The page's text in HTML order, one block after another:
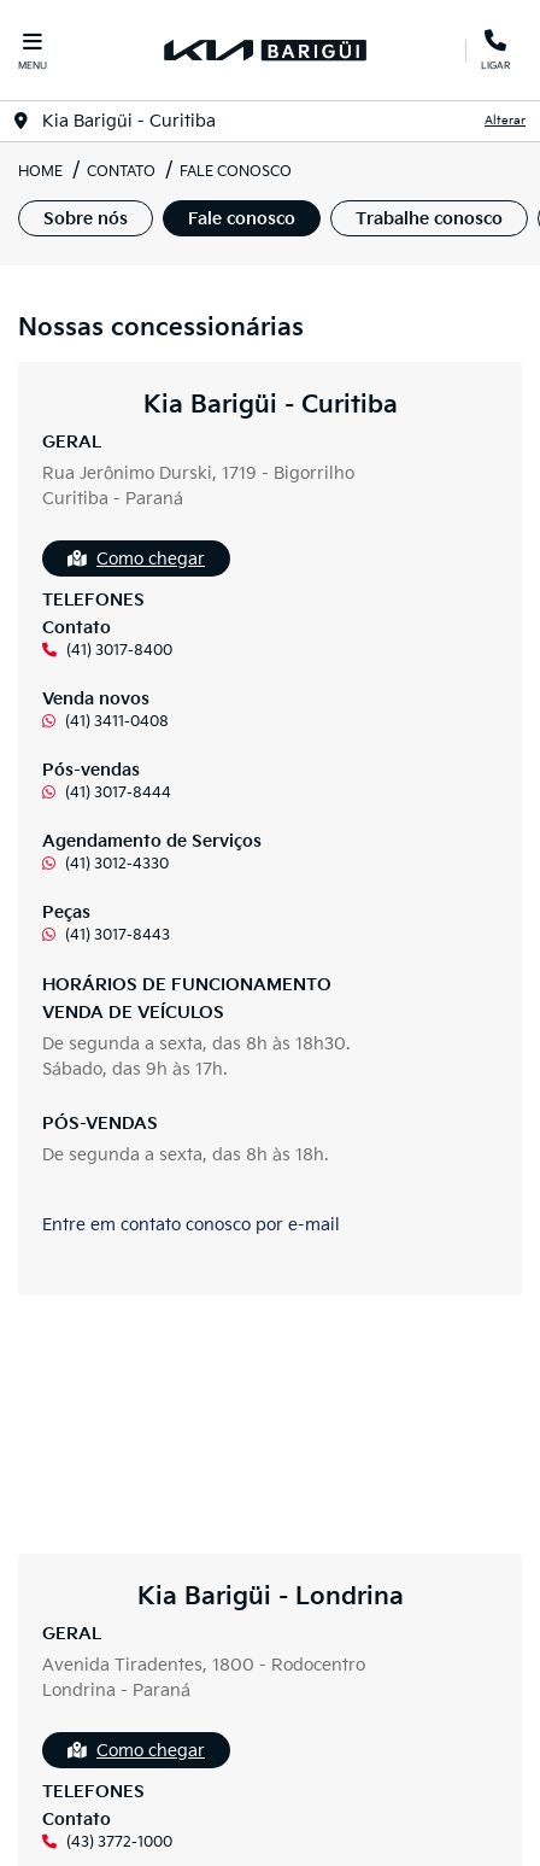
MENU LIGAR
Kia Barigüi - Curitiba Alterar
HOME CONTATO FALE CONOSCO
Sobre nós Fale conosco Trabalhe conosco
Nossas concessionárias
Kia Barigüi - Curitiba
GERAL
Rua Jerônimo Durski, 1719 - Bigorrilho
Curitiba - Paraná
Como chegar
TELEFONES
Contato
(41) 3017-8400
Venda novos
(41) 3411-0408
Pós-vendas
(41) 3017-8444
Agendamento de Serviços
(41) 3012-4330
Peças
(41) 3017-8443
HORÁRIOS DE FUNCIONAMENTO
VENDA DE VEÍCULOS
De segunda a sexta, das 8h às 18h30.
Sábado, das 9h às 17h.
PÓS-VENDAS
De segunda a sexta, das 8h às 18h.
Entre em contato conosco por e-mail
Kia Barigüi - Londrina
GERAL
Avenida Tiradentes, 1800 - Rodocentro
Londrina - Paraná
Como chegar
TELEFONES
Contato
(43) 3772-1000